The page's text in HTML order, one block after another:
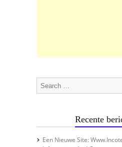
Recente
Een Nieuwe Site: